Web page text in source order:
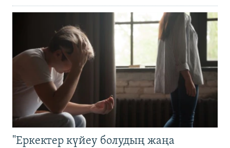
"Еркектер күйеу болудың жаңа